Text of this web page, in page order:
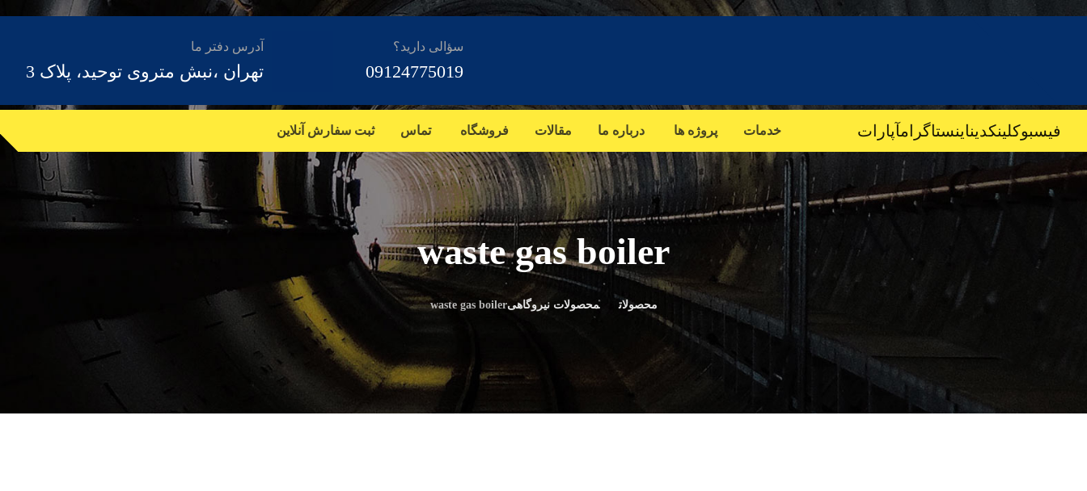
آدرس دفتر ما
تهران ،نبش متروی توحید، پلاک 3
سؤالی دارید؟
09124775019
فیسبوکلینکدیناینستاگرامآپارات خدمات پروژه ها درباره ما مقالات فروشگاه تماس ثبت سفارش آنلاین
waste gas boiler
محصولات محصولات نیروگاهیwaste gas boiler